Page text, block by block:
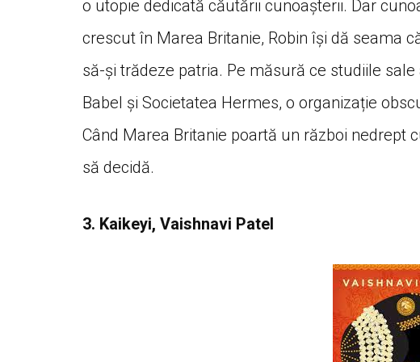
o utopie dedicată căutării cunoașterii. Dar
crescut în Marea Britanie, Robin își dă seama
să-și trădeze patria. Pe măsură ce studiile
Babel și Societatea Hermes, o organizație
Când Marea Britanie poartă un război nedrept
să decidă.
3. Kaikeyi, Vaishnavi Patel